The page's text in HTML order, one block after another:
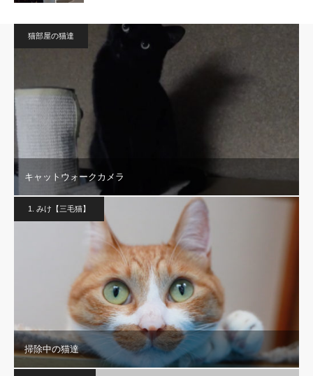
猫部屋の猫達
キャットウォークカメラ
1. みけ【三毛猫】
掃除中の猫達